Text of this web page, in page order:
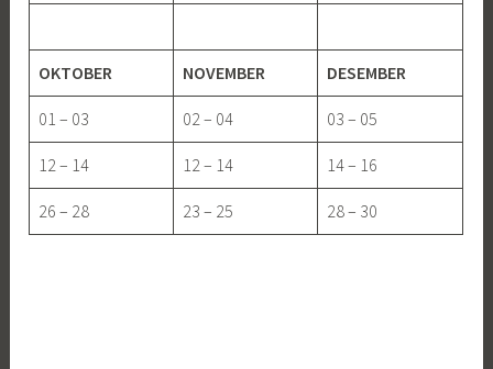
OKTOBER NOVEMBER DESEMBER
01 – 03 02 – 04 03 – 05
12 – 14 12 – 14 14 – 16
26 – 28 23 – 25 28 – 30